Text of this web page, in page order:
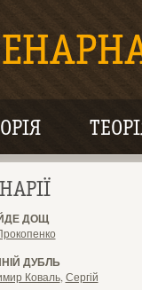
ДОЩ
ДУБЛЬ
Коваль, Сергій